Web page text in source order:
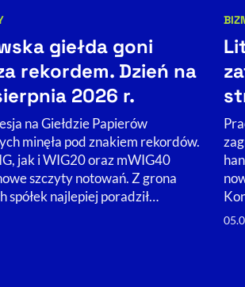
giełda goni
rekordem. Dzień na
2026 r.
na Giełdzie Papierów
minęła pod znakiem rekordów.
jak i WIG20 oraz mWIG40
szczyty notowań. Z grona
spółek najlepiej poradził…